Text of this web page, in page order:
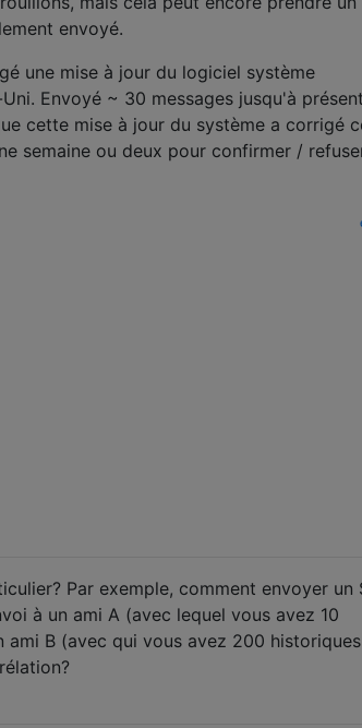
envoyé.
une mise à jour du logiciel système
Envoyé ~ 30 messages jusqu'à
cette mise à jour du système a corrigé
semaine ou deux pour confirmer /
Par exemple, comment envoyer un
à un ami A (avec lequel vous avez 10
B (avec qui vous avez 200